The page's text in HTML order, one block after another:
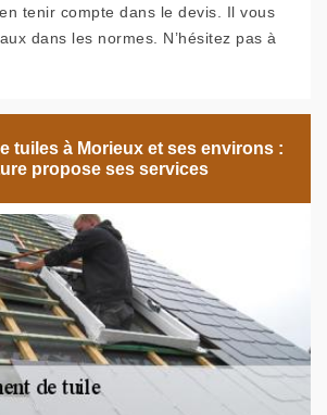
tenir compte dans le devis. Il vous
dans les normes. N’hésitez pas à
tuiles à Morieux et ses environs :
propose ses services